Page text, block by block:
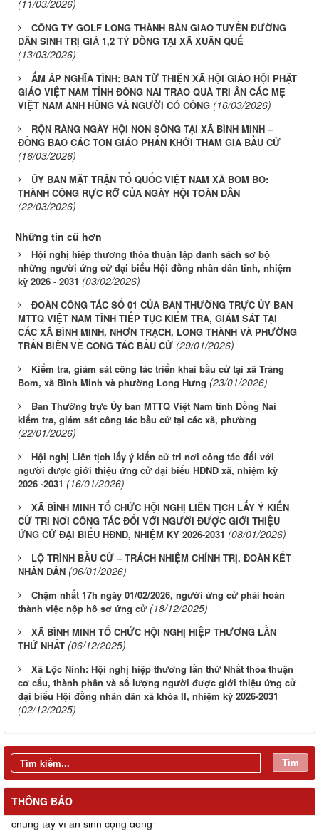
(11/03/2026)
CÔNG TY GOLF LONG THÀNH BÀN GIAO TUYẾN ĐƯỜNG
DÂN SINH TRỊ GIÁ 1,2 TỶ ĐỒNG TẠI XÃ XUÂN QUẾ
(13/03/2026)
ẤM ÁP NGHĨA TÌNH: BAN TỪ THIỆN XÃ HỘI GIÁO HỘI PHẬT
GIÁO VIỆT NAM TỈNH ĐỒNG NAI TRAO QUÀ TRI ÂN CÁC MẸ
VIỆT NAM ANH HÙNG VÀ NGƯỜI CÓ CÔNG (16/03/2026)
RỘN RÀNG NGÀY HỘI NON SÔNG TẠI XÃ BÌNH MINH –
ĐỒNG BÀO CÁC TÔN GIÁO PHẤN KHỞI THAM GIA BẦU CỬ
(16/03/2026)
ỦY BAN MẶT TRẬN TỔ QUỐC VIỆT NAM XÃ BOM BO:
THÀNH CÔNG RỰC RỠ CỦA NGÀY HỘI TOÀN DÂN
(22/03/2026)
Những tin cũ hơn
Hội nghị hiệp thương thỏa thuận lập danh sách sơ bộ
những người ứng cử đại biểu Hội đồng nhân dân tỉnh, nhiệm
kỳ 2026 - 2031 (03/02/2026)
ĐOÀN CÔNG TÁC SỐ 01 CỦA BAN THƯỜNG TRỰC ỦY BAN
MTTQ VIỆT NAM TỈNH TIẾP TỤC KIỂM TRA, GIÁM SÁT TẠI
CÁC XÃ BÌNH MINH, NHƠN TRẠCH, LONG THÀNH VÀ PHƯỜNG
TRẤN BIÊN VỀ CÔNG TÁC BẦU CỬ (29/01/2026)
Kiểm tra, giám sát công tác triển khai bầu cử tại xã Trảng
Bom, xã Bình Minh và phường Long Hưng (23/01/2026)
Ban Thường trực Ủy ban MTTQ Việt Nam tỉnh Đồng Nai
kiểm tra, giám sát công tác bầu cử tại các xã, phường
(22/01/2026)
Hội nghị Liên tịch lấy ý kiến cử tri nơi công tác đối với
người được giới thiệu ứng cử đại biểu HĐND xã, nhiệm kỳ
2026 -2031 (16/01/2026)
XÃ BÌNH MINH TỔ CHỨC HỘI NGHỊ LIÊN TỊCH LẤY Ý KIẾN
CỬ TRI NƠI CÔNG TÁC ĐỐI VỚI NGƯỜI ĐƯỢC GIỚI THIỆU
ỨNG CỬ ĐẠI BIỂU HĐND, NHIỆM KỲ 2026-2031 (08/01/2026)
LỘ TRÌNH BẦU CỬ – TRÁCH NHIỆM CHÍNH TRỊ, ĐOÀN KẾT
NHÂN DÂN (06/01/2026)
Chậm nhất 17h ngày 01/02/2026, người ứng cử phải hoàn
thành việc nộp hồ sơ ứng cử (18/12/2025)
XÃ BÌNH MINH TỔ CHỨC HỘI NGHỊ HIỆP THƯƠNG LẦN
THỨ NHẤT (06/12/2025)
Xã Lộc Ninh: Hội nghị hiệp thương lần thứ Nhất thỏa thuận
cơ cấu, thành phần và số lượng người được giới thiệu ứng cử
đại biểu Hội đồng nhân dân xã khóa II, nhiệm kỳ 2026-2031
(02/12/2025)
Tìm
THÔNG BÁO
Đồng chí Nguyễn Tấn Phú dự, chỉ đạo Hội nghị giao ban công
tác Mặt trận quý I năm 2026 và ký kết giao ước thi đua của cụm
thi đua số 5
Lễ ký kết chương trình phối hợp "Từ nội địa hướng về biên giới -
chung tay vì an sinh cộng đồng"